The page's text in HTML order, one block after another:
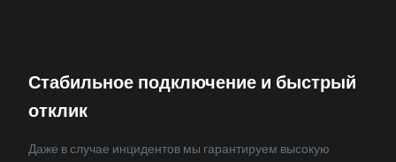
Стабильное подключение и быстрый
отклик
Даже в случае инцидентов мы гарантируем высокую